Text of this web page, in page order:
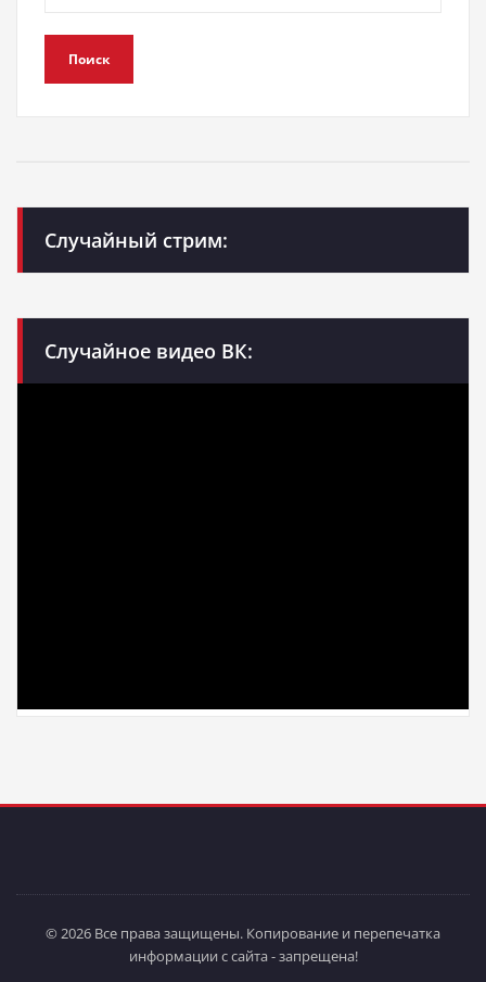
Поиск
Случайный стрим:
Случайное видео ВК:
© 2026 Все права защищены. Копирование и перепечатка
информации с сайта - запрещена!